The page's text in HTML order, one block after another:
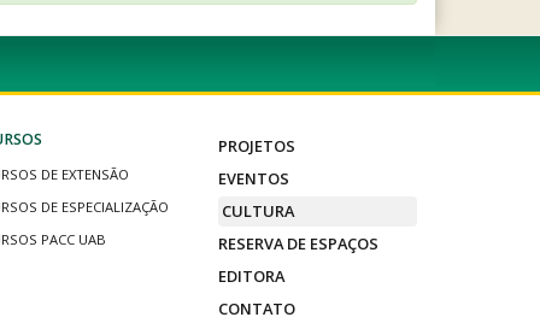
DE EXTENSÃO
DE ESPECIALIZAÇÃO
PACC UAB
PROJETOS
EVENTOS
CULTURA
RESERVA DE ESPAÇOS
EDITORA
CONTATO